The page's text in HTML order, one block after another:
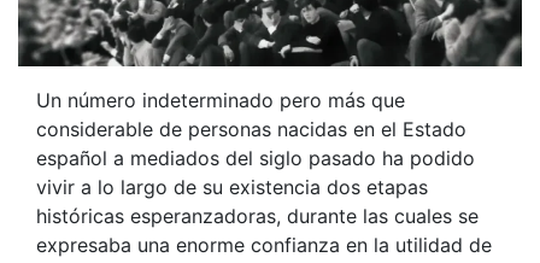
Un número indeterminado pero más que
considerable de personas nacidas en el Estado
español a mediados del siglo pasado ha podido
vivir a lo largo de su existencia dos etapas
históricas esperanzadoras, durante las cuales se
expresaba una enorme confianza en la utilidad de